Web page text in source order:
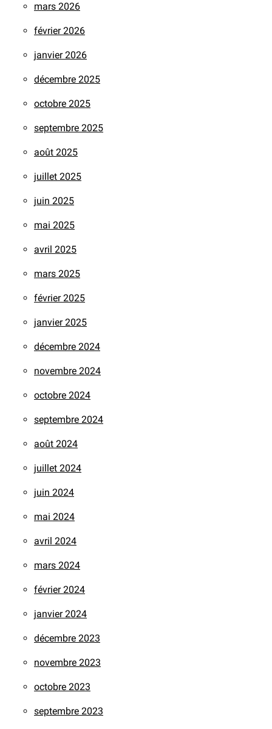
mars 2026
février 2026
janvier 2026
décembre 2025
octobre 2025
septembre 2025
août 2025
juillet 2025
juin 2025
mai 2025
avril 2025
mars 2025
février 2025
janvier 2025
décembre 2024
novembre 2024
octobre 2024
septembre 2024
août 2024
juillet 2024
juin 2024
mai 2024
avril 2024
mars 2024
février 2024
janvier 2024
décembre 2023
novembre 2023
octobre 2023
septembre 2023